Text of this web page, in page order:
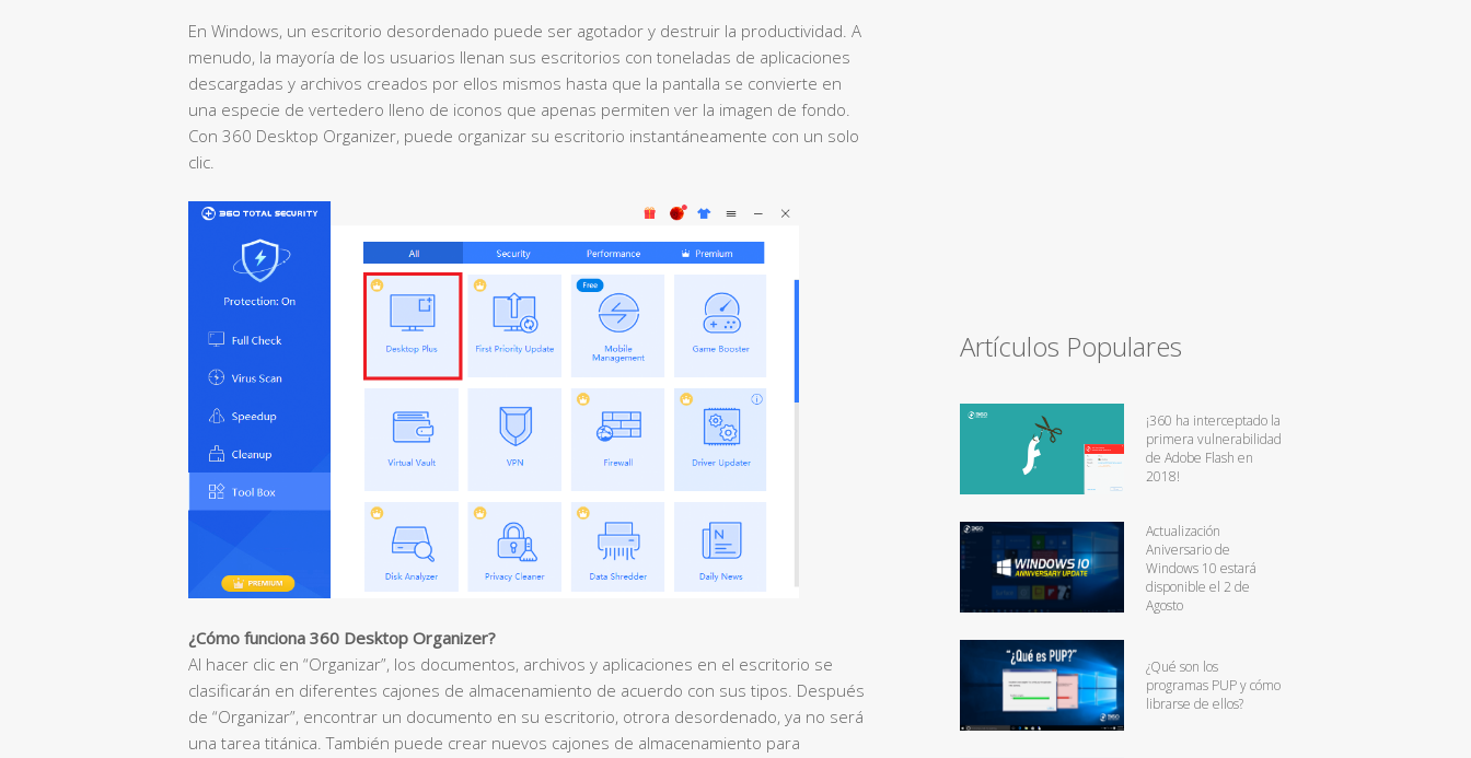
En Windows, un escritorio desordenado puede ser agotador y destruir la productividad. A
menudo, la mayoría de los usuarios llenan sus escritorios con toneladas de aplicaciones
descargadas y archivos creados por ellos mismos hasta que la pantalla se convierte en
una especie de vertedero lleno de iconos que apenas permiten ver la imagen de fondo.
Con 360 Desktop Organizer, puede organizar su escritorio instantáneamente con un solo
clic.
¿Cómo funciona 360 Desktop Organizer?
Al hacer clic en “Organizar”, los documentos, archivos y aplicaciones en el escritorio se
clasificarán en diferentes cajones de almacenamiento de acuerdo con sus tipos. Después
de “Organizar”, encontrar un documento en su escritorio, otrora desordenado, ya no será
una tarea titánica. También puede crear nuevos cajones de almacenamiento para
Artículos Populares
¡360 ha interceptado la
primera vulnerabilidad
de Adobe Flash en
2018!
Actualización
Aniversario de
Windows 10 estará
disponible el 2 de
Agosto
¿Qué son los
programas PUP y cómo
librarse de ellos?